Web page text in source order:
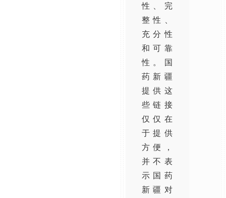
性、完
整性、
充分性
和可靠
性。国
药新疆
提供这
些链接
仅仅在
于提供
方便，
并不表
示国药
新疆对